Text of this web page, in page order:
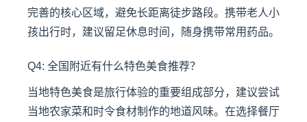
完善的核心区域，避免长距离徒步路段。携带老人小
孩出行时，建议留足休息时间，随身携带常用药品。
Q4: 全国附近有什么特色美食推荐？
当地特色美食是旅行体验的重要组成部分，建议尝试
当地农家菜和时令食材制作的地道风味。在选择餐厅